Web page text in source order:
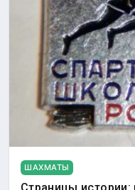
ШАХМАТЫ